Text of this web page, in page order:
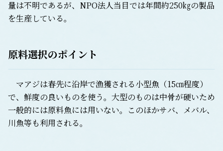
量は不明であるが、NPO法人当目では年間約250㎏の製品
を生産している。
原料選択のポイント
マアジは春先に沿岸で漁獲される小型魚（15㎝程度）
で、鮮度の良いものを使う。大型のものは中骨が硬いため
一般的には原料魚には用いない。このほかサバ、メバル、
川魚等も利用される。